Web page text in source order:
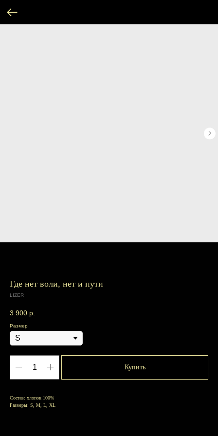
Где нет воли, нет и пути
LIZER
3 900 р.
Размер
Купить
Состав: хлопок 100%
Размеры: S, M, L, XL